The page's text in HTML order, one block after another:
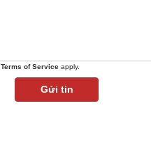
Terms of Service apply.
Gửi tin